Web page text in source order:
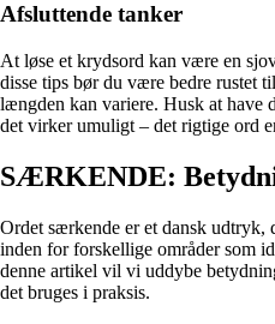
Afsluttende tanker
At løse et krydsord kan være en
disse tips bør du være bedre rustet
længden kan variere. Husk at have
det virker umuligt – det rigtige ord
SÆRKENDE:
Ordet særkende er et dansk udtryk,
inden for forskellige områder som
denne artikel vil vi uddybe
det bruges i praksis.